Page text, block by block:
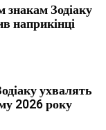
знакам Зодіаку
наприкінці
ухвалять
2026 року